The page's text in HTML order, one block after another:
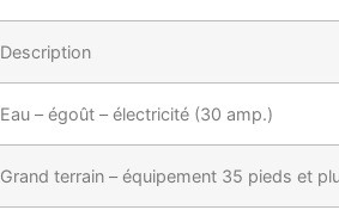
Description
Eau – égoût – électricité (30 amp.)
Grand terrain – équipement 35 pieds et